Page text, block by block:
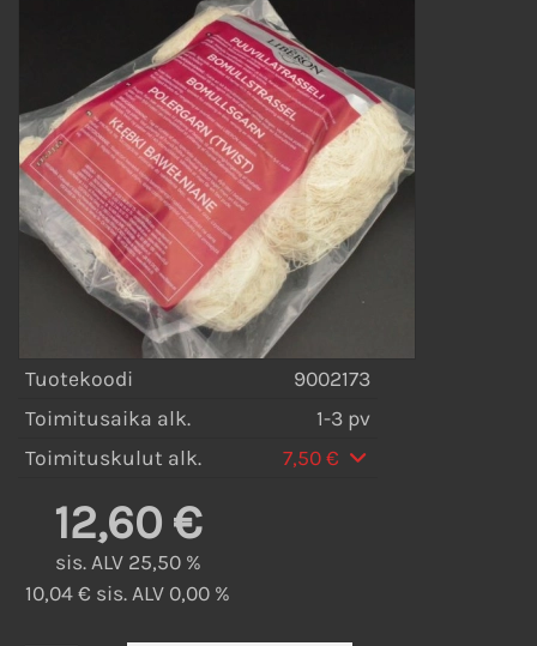
Tuotekoodi
9002173
Toimitusaika alk.
1-3 pv
Toimituskulut alk.
7,50 €
12,60 €
sis. ALV 25,50 %
10,04 € sis. ALV 0,00 %